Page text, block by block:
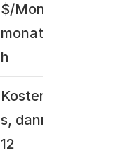
$/Monat
monatlic
h
Kostenlo
s, dann
12